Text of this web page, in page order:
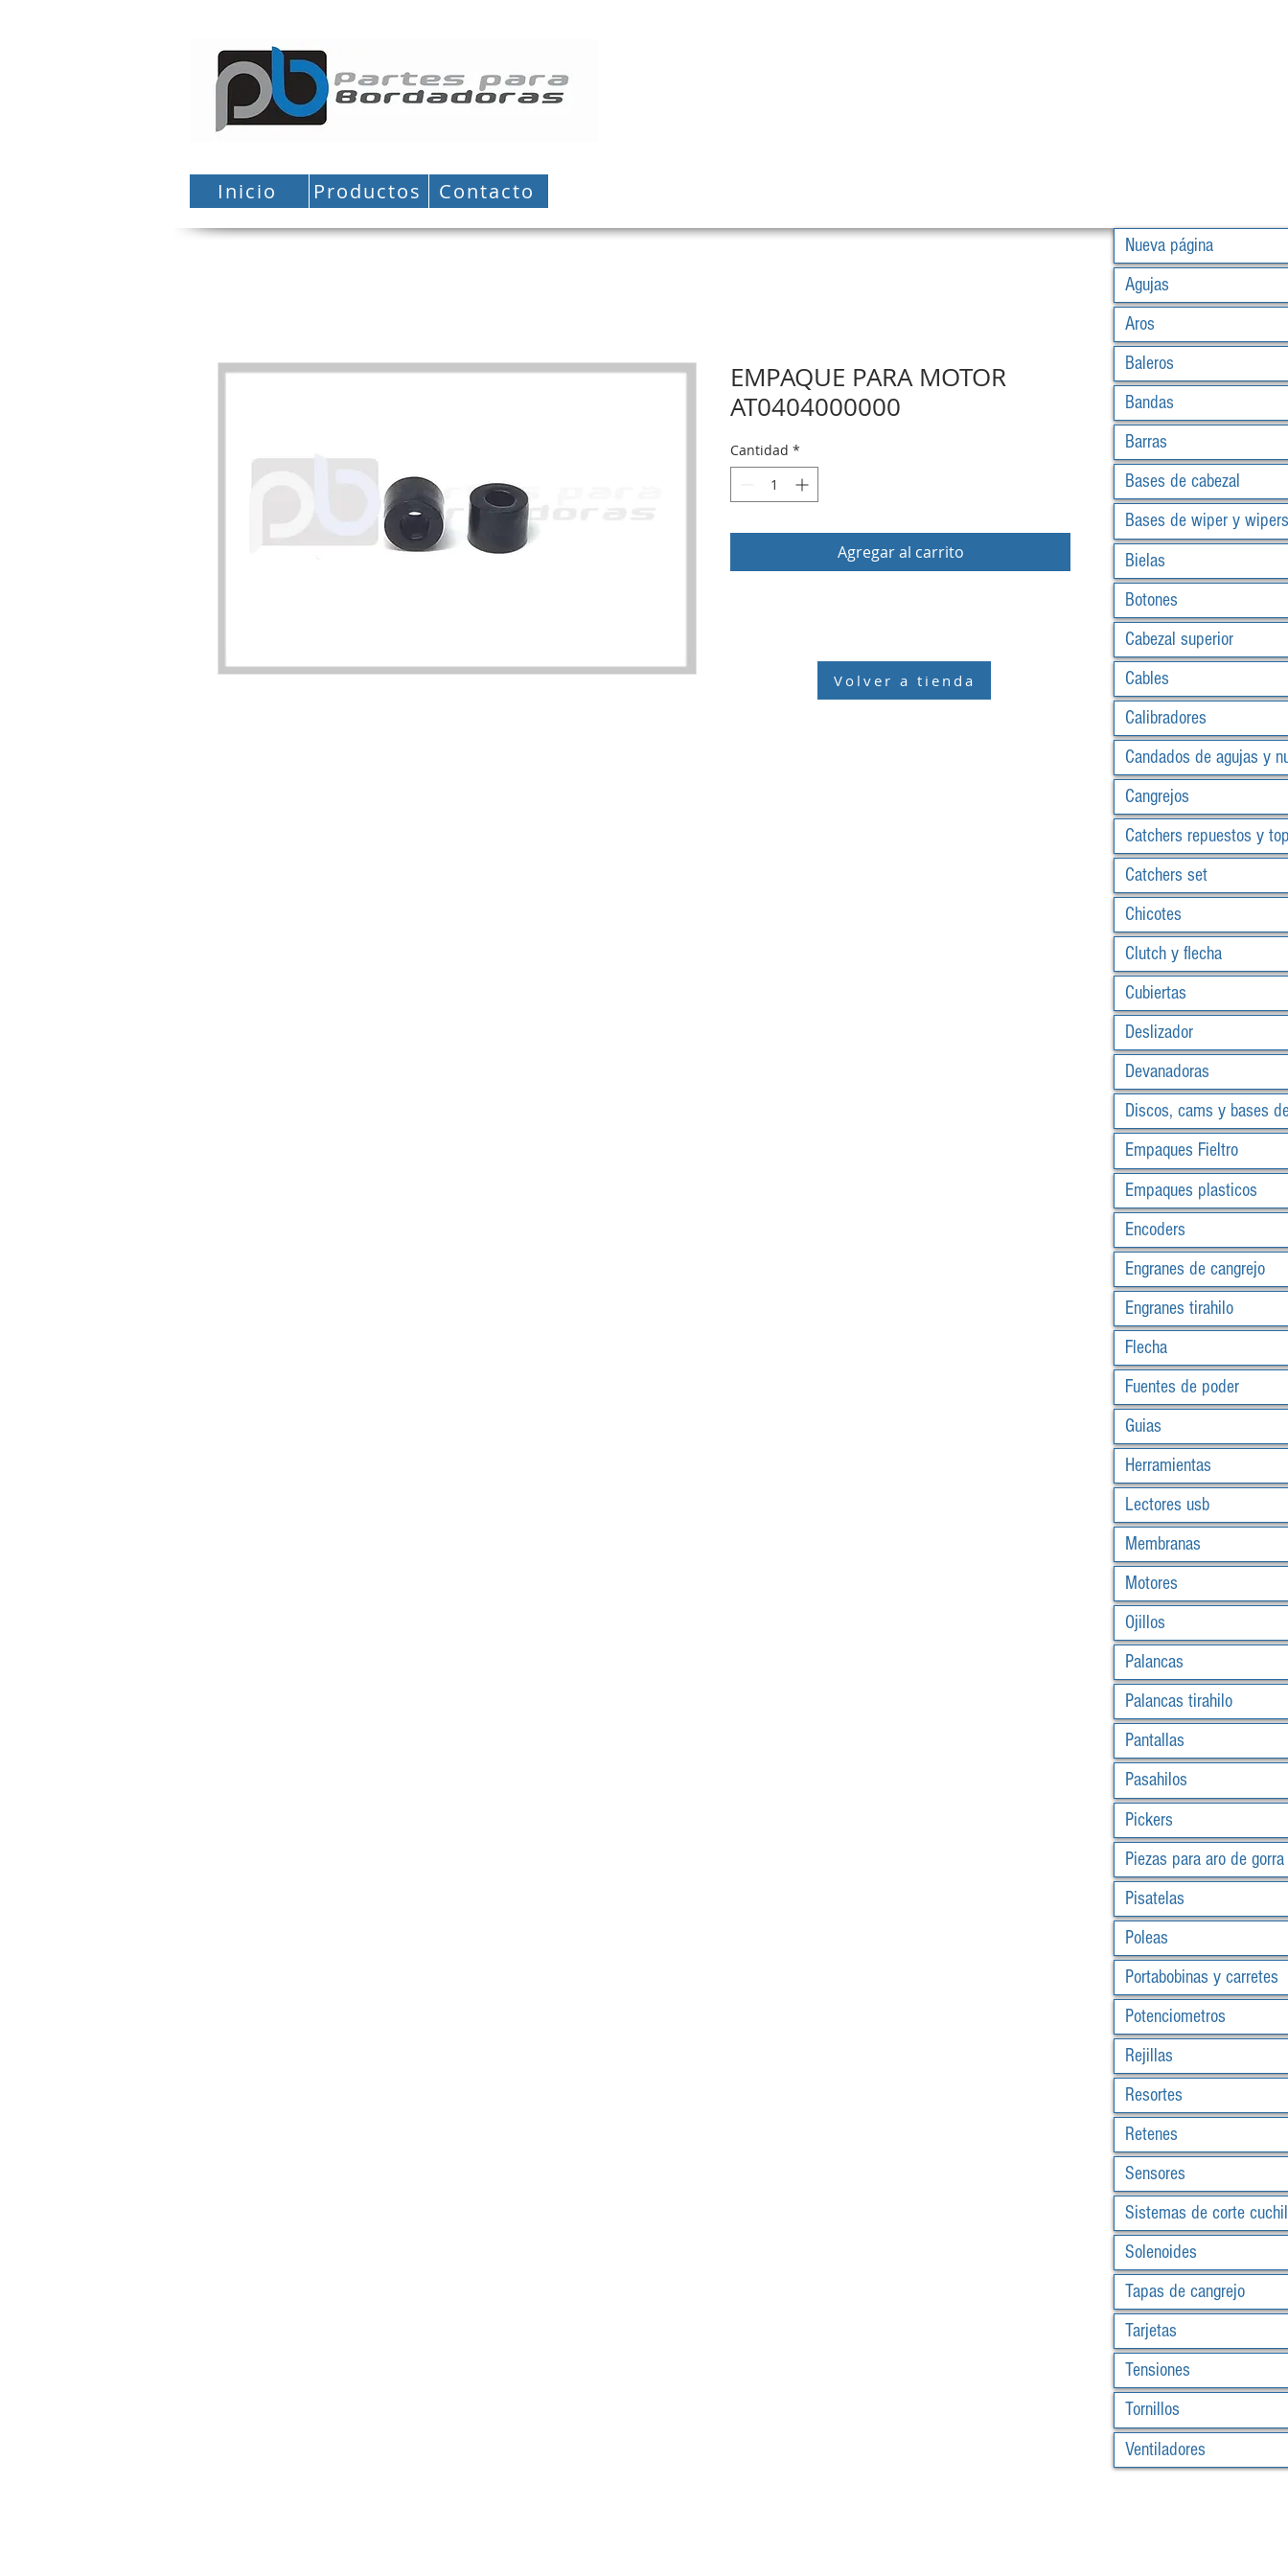
Inicio Productos Contacto
EMPAQUE PARA MOTOR
AT0404000000
Cantidad *
Agregar al carrito
Volver a tienda
Nueva página
Agujas
Aros
Baleros
Bandas
Barras
Bases de cabezal
Bases de wiper y wipers
Bielas
Botones
Cabezal superior
Cables
Calibradores
Candados de agujas y
Cangrejos
Catchers repuestos y
Catchers set
Chicotes
Clutch y flecha
Cubiertas
Deslizador
Devanadoras
Discos, cams y bases
Empaques Fieltro
Empaques plasticos
Encoders
Engranes de cangrejo
Engranes tirahilo
Flecha
Fuentes de poder
Guias
Herramientas
Lectores usb
Membranas
Motores
Ojillos
Palancas
Palancas tirahilo
Pantallas
Pasahilos
Pickers
Piezas para aro de gorra
Pisatelas
Poleas
Portabobinas y carretes
Potenciometros
Rejillas
Resortes
Retenes
Sensores
Sistemas de corte
Solenoides
Tapas de cangrejo
Tarjetas
Tensiones
Tornillos
Ventiladores